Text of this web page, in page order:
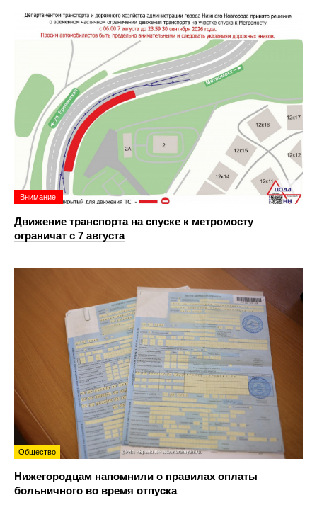
Внимание!
Движение транспорта на спуске к метромосту
ограничат с 7 августа
Общество
Нижегородцам напомнили о правилах оплаты
больничного во время отпуска